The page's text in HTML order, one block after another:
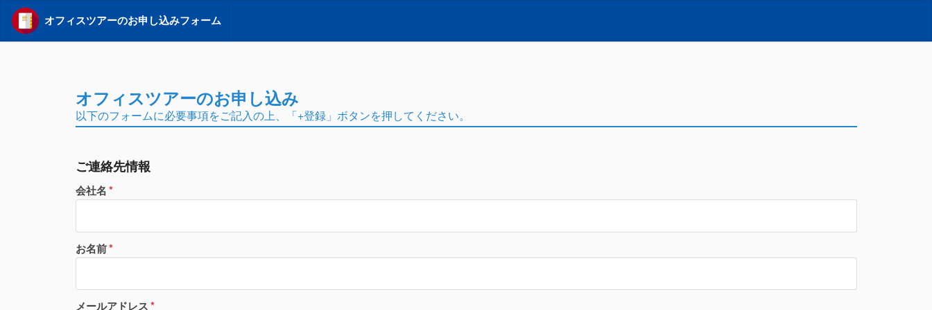
オフィスツアーのお申し込みフォーム
オフィスツアーのお申し込み
以下のフォームに必要事項をご記入の上、「+登録」ボタンを押してください。
ご連絡先情報
会社名
お名前
メールアドレス